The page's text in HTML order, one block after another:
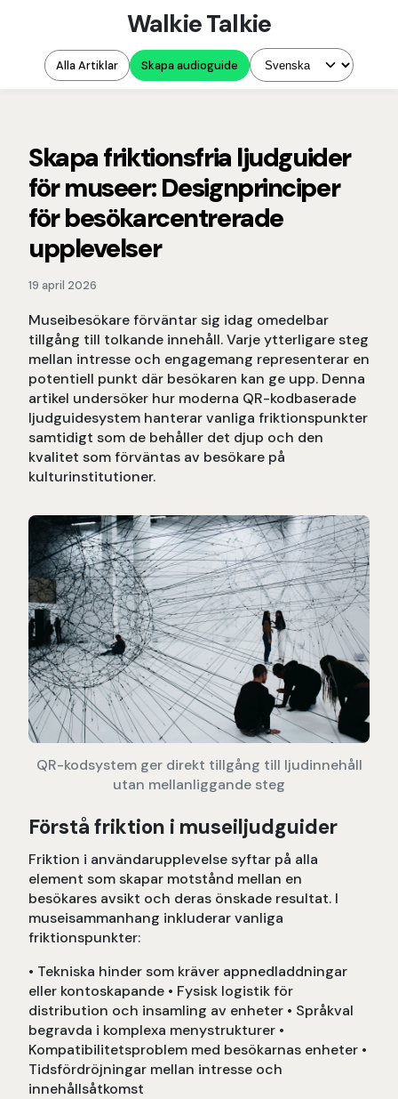
Walkie Talkie
Alla Artiklar Skapa audioguide
Skapa friktionsfria ljudguider
för museer: Designprinciper
för besökarcentrerade
upplevelser
19 april 2026
Museibesökare förväntar sig idag omedelbar
tillgång till tolkande innehåll. Varje ytterligare steg
mellan intresse och engagemang representerar en
potentiell punkt där besökaren kan ge upp. Denna
artikel undersöker hur moderna QR-kodbaserade
ljudguidesystem hanterar vanliga friktionspunkter
samtidigt som de behåller det djup och den
kvalitet som förväntas av besökare på
kulturinstitutioner.
QR-kodsystem ger direkt tillgång till ljudinnehåll
utan mellanliggande steg
Förstå friktion i museiljudguider
Friktion i användarupplevelse syftar på alla
element som skapar motstånd mellan en
besökares avsikt och deras önskade resultat. I
museisammanhang inkluderar vanliga
friktionspunkter:
• Tekniska hinder som kräver appnedladdningar
eller kontoskapande • Fysisk logistik för
distribution och insamling av enheter • Språkval
begravda i komplexa menystrukturer •
Kompatibilitetsproblem med besökarnas enheter •
Tidsfördröjningar mellan intresse och
innehållsåtkomst